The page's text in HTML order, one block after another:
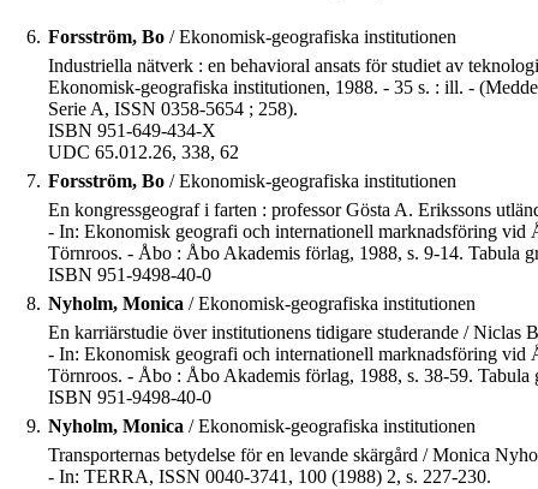
6. Forsström, Bo / Ekonomisk-geografiska institutionen
Industriella nätverk : en behavioral ansats för studiet av
Ekonomisk-geografiska institutionen, 1988. - 35 s. : ill. -
Serie A, ISSN 0358-5654 ; 258).
ISBN 951-649-434-X
UDC 65.012.26, 338, 62
7. Forsström, Bo / Ekonomisk-geografiska institutionen
En kongressgeograf i farten : professor Gösta A. Erikssons
- In: Ekonomisk geografi och internationell marknadsföring
Törnroos. - Åbo : Åbo Akademis förlag, 1988, s. 9-14. Tabula
ISBN 951-9498-40-0
8. Nyholm, Monica / Ekonomisk-geografiska institutionen
En karriärstudie över institutionens tidigare studerande / Niclas
- In: Ekonomisk geografi och internationell marknadsföring
Törnroos. - Åbo : Åbo Akademis förlag, 1988, s. 38-59.
ISBN 951-9498-40-0
9. Nyholm, Monica / Ekonomisk-geografiska institutionen
Transporternas betydelse för en levande skärgård / Monica
- In: TERRA, ISSN 0040-3741, 100 (1988) 2, s. 227-230.